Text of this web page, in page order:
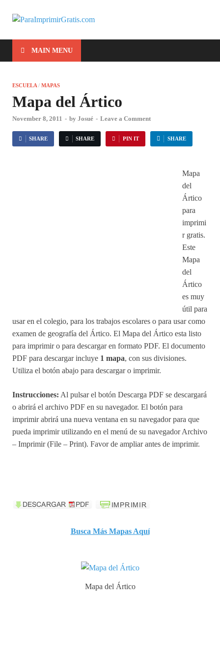
MAIN MENU
ESCUELA / MAPAS
Mapa del Ártico
November 8, 2011 - by Josué - Leave a Comment
SHARE SHARE PIN IT SHARE
Mapa
del
Ártico
para
imprimi
r gratis.
Este
Mapa
del
Ártico
es muy
útil para
usar en el colegio, para los trabajos escolares o para usar como
examen de geografía del Ártico. El Mapa del Ártico esta listo
para imprimir o para descargar en formato PDF. El documento
PDF para descargar incluye 1 mapa, con sus divisiones.
Utiliza el botón abajo para descargar o imprimir.
Instrucciones: Al pulsar el botón Descarga PDF se descargará
o abrirá el archivo PDF en su navegador. El botón para
imprimir abrirá una nueva ventana en su navegador para que
pueda imprimir utilizando en el menú de su navegador Archivo
– Imprimir (File – Print). Favor de ampliar antes de imprimir.
Busca Más Mapas Aquí
Mapa del Ártico